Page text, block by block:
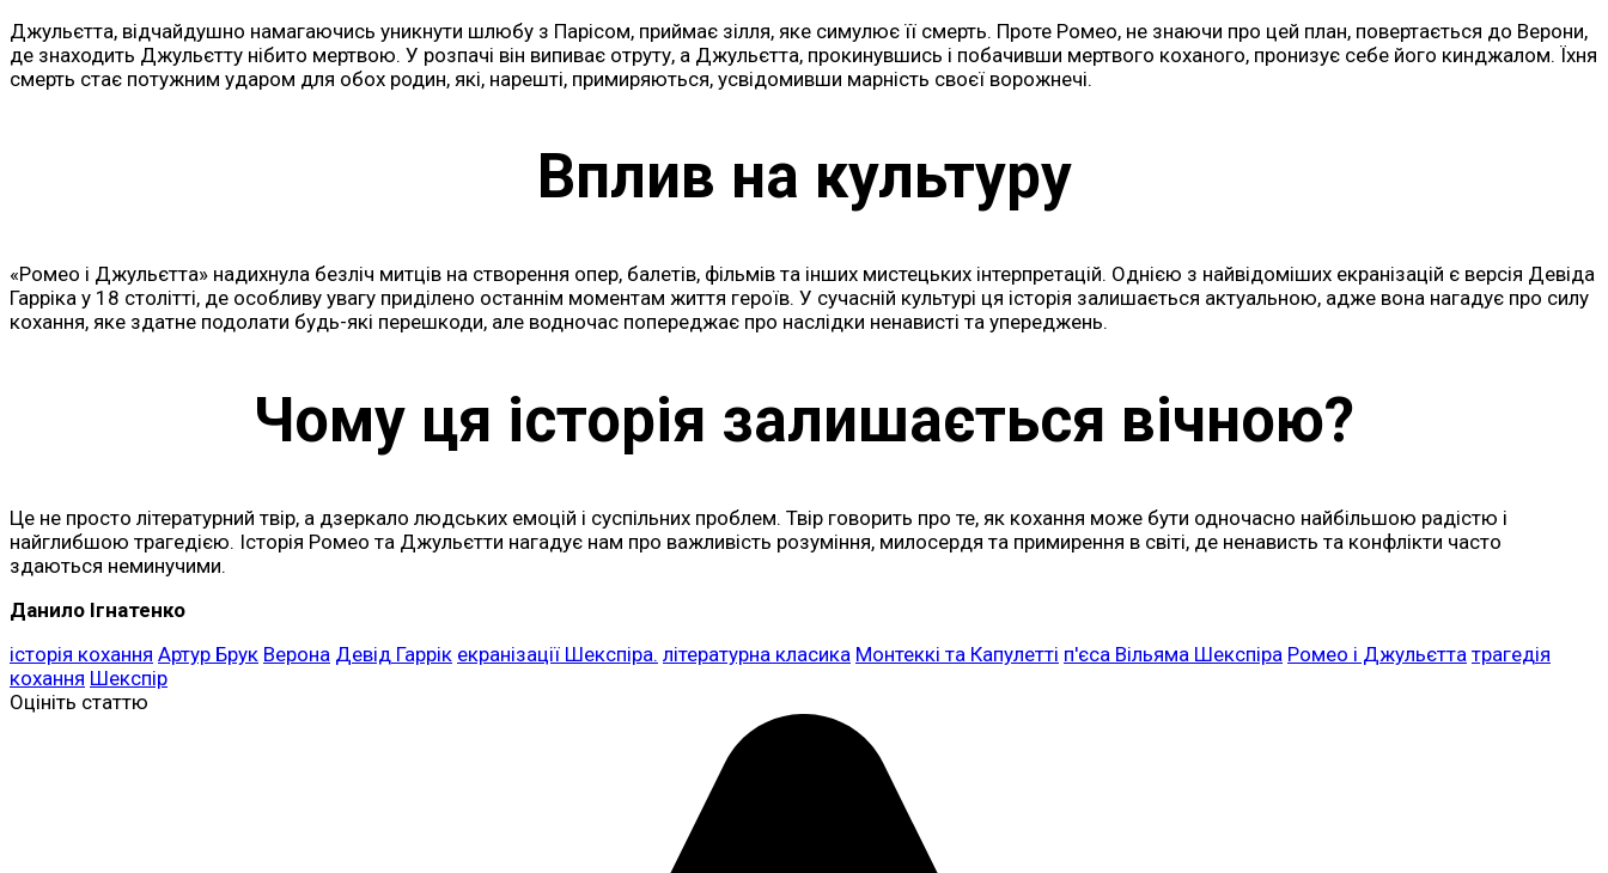
Джульєтта, відчайдушно намагаючись уникнути шлюбу з Парісом, приймає зілля, яке симулює її смерть. Проте Ромео, не знаючи про цей план, повертається до Верони,
де знаходить Джульєтту нібито мертвою. У розпачі він випиває отруту, а Джульєтта, прокинувшись і побачивши мертвого коханого, пронизує себе його кинджалом. Їхня
смерть стає потужним ударом для обох родин, які, нарешті, примиряються, усвідомивши марність своєї ворожнечі.
Вплив на культуру
«Ромео і Джульєтта» надихнула безліч митців на створення опер, балетів, фільмів та інших мистецьких інтерпретацій. Однією з найвідоміших екранізацій є версія Девіда
Гарріка у 18 столітті, де особливу увагу приділено останнім моментам життя героїв. У сучасній культурі ця історія залишається актуальною, адже вона нагадує про силу
кохання, яке здатне подолати будь-які перешкоди, але водночас попереджає про наслідки ненависті та упереджень.
Чому ця історія залишається вічною?
Це не просто літературний твір, а дзеркало людських емоцій і суспільних проблем. Твір говорить про те, як кохання може бути одночасно найбільшою радістю і
найглибшою трагедією. Історія Ромео та Джульєтти нагадує нам про важливість розуміння, милосердя та примирення в світі, де ненависть та конфлікти часто
здаються неминучими.
Данило Ігнатенко
історія кохання Артур Брук Верона Девід Гаррік екранізації Шекспіра. літературна класика Монтеккі та Капулетті п'єса Вільяма Шекспіра Ромео і Джульєтта трагедія
кохання Шекспір
Оцініть статтю